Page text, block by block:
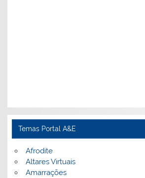
Temas Portal A&E
Afrodite
Altares Virtuais
Amarrações